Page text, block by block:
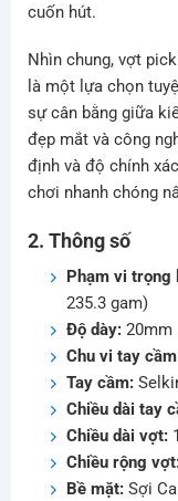
cuốn hút.
Nhìn chung, vợt
là một lựa chọn
sự cân bằng giữa
đẹp mắt và công
định và độ chính
chơi nhanh chóng
2. Thông số
Phạm vi trọng
235.3 gam)
Độ dày:20mm
Chu vi tay
Tay cầm:
Chiều dài tay
Chiều dài vợt:
Chiều rộng
Bề mặt:Sợi